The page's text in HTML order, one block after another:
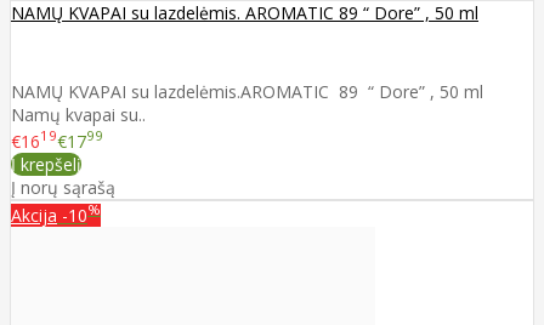
NAMŲ KVAPAI su lazdelėmis. AROMATIC 89 “ Dore” , 50 ml
NAMŲ KVAPAI su lazdelėmis.AROMATIC 89 “ Dore” , 50 ml
Namų kvapai su..
€1619€1799
Į krepšelį
Į norų sąrašą
Akcija -10%